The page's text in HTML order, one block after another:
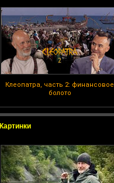
Клеопатра, часть 2: финансовое
болото
Картинки